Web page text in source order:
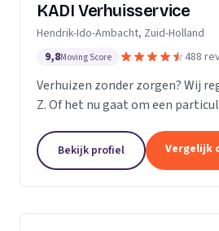
KADI Verhuisservice
Hendrik-Ido-Ambacht, Zuid-Holland
9,8Moving Score 488
Verhuizen zonder zorgen? Wij
Z. Of het nu gaat om een
snel, zorgvuldig en betrouwbaar.
monteren tot transport en
kunt op ons rekenen. Met onze
Bekijk profiel Vergelijk